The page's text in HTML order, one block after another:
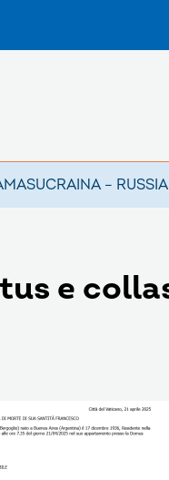
UCRAINA – RUSSIA
e